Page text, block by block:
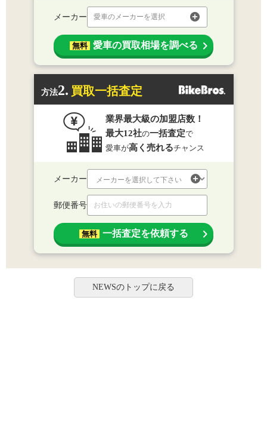
メーカー 愛車のメーカーを選択
無料 愛車の買取相場を調べる
方法2. 買取一括査定
業界最大級の加盟店数！
最大12社の一括査定で
愛車が高く売れるチャンス
メーカー
郵便番号
無料 一括査定を依頼する
NEWSのトップに戻る